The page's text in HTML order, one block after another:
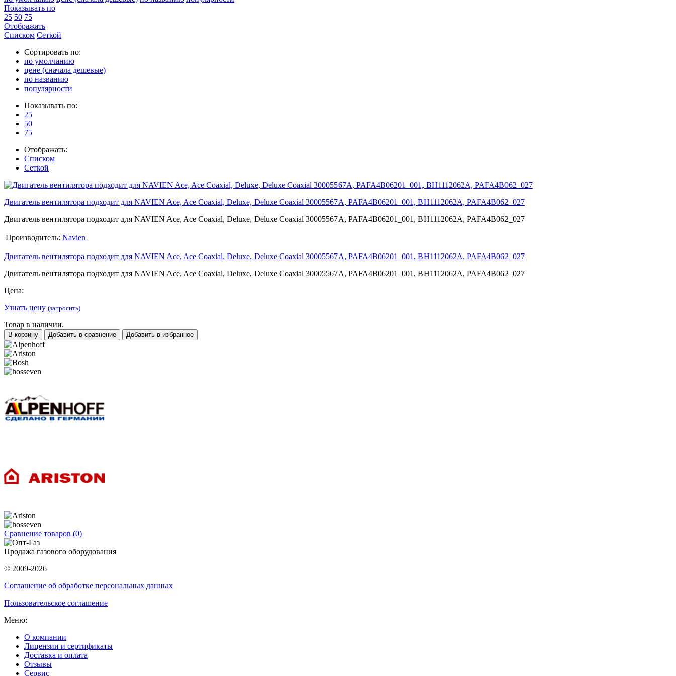
Показывать по
25 50 75
Отображать
Списком Сеткой
Сортировать по:
по умолчанию
цене (сначала дешевые)
по названию
популярности
Показывать по:
25
50
75
Отображать:
Списком
Сеткой
Двигатель вентилятора подходит для NAVIEN Ace, Ace Coaxial, Deluxe, Deluxe Coaxial 30005567A, PAFA4B06201_001, BH1112062A, PAFA4B062_027
Двигатель вентилятора подходит для NAVIEN Ace, Ace Coaxial, Deluxe, Deluxe Coaxial 30005567A, PAFA4B06201_001, BH1112062A, PAFA4B062_027
Производитель: Navien
Двигатель вентилятора подходит для NAVIEN Ace, Ace Coaxial, Deluxe, Deluxe Coaxial 30005567A, PAFA4B06201_001, BH1112062A, PAFA4B062_027
Двигатель вентилятора подходит для NAVIEN Ace, Ace Coaxial, Deluxe, Deluxe Coaxial 30005567A, PAFA4B06201_001, BH1112062A, PAFA4B062_027
Цена:
Узнать цену (запросить)
Товар в наличии.
В корзину Добавить в сравнение Добавить в избранное
Сравнение товаров (0)
Продажа газового оборудования
© 2009-2026
Соглашение об обработке персональных данных
Пользовательское соглашение
Меню:
О компании
Лицензии и сертификаты
Доставка и оплата
Отзывы
Сервис